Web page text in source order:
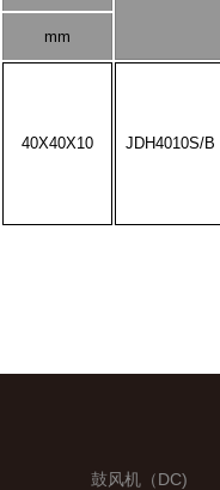
mm
40X40X10 JDH4010S/B
鼓风机（DC)